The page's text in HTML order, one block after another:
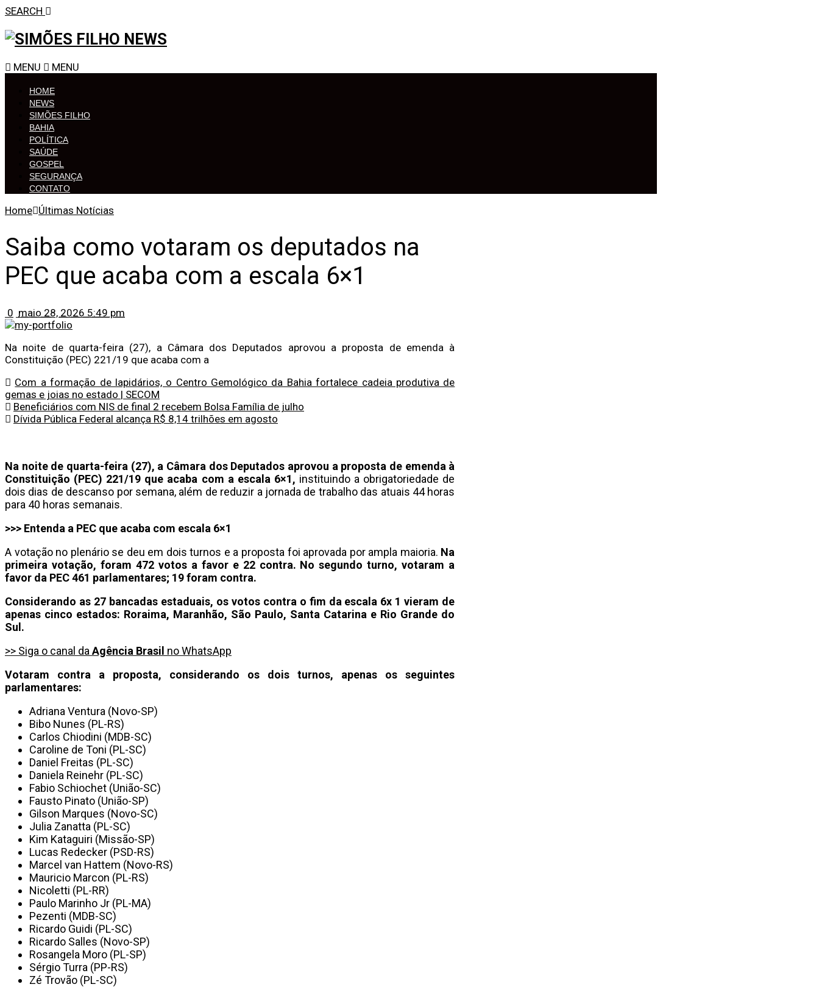
SEARCH
MENU MENU
HOME
NEWS
SIMÕES FILHO
BAHIA
POLÍTICA
SAÚDE
GOSPEL
SEGURANÇA
CONTATO
Home Últimas Notícias
Saiba como votaram os deputados na
PEC que acaba com a escala 6×1
0 maio 28, 2026 5:49 pm
Na noite de quarta-feira (27), a Câmara dos Deputados aprovou a proposta de emenda à
Constituição (PEC) 221/19 que acaba com a
Com a formação de lapidários, o Centro Gemológico da Bahia fortalece cadeia produtiva de
gemas e joias no estado | SECOM
Beneficiários com NIS de final 2 recebem Bolsa Família de julho
Dívida Pública Federal alcança R$ 8,14 trilhões em agosto
Na noite de quarta-feira (27), a Câmara dos Deputados aprovou a proposta de emenda à
Constituição (PEC) 221/19 que acaba com a escala 6×1, instituindo a obrigatoriedade de
dois dias de descanso por semana, além de reduzir a jornada de trabalho das atuais 44 horas
para 40 horas semanais.
>>> Entenda a PEC que acaba com escala 6×1
A votação no plenário se deu em dois turnos e a proposta foi aprovada por ampla maioria. Na
primeira votação, foram 472 votos a favor e 22 contra. No segundo turno, votaram a
favor da PEC 461 parlamentares; 19 foram contra.
Considerando as 27 bancadas estaduais, os votos contra o fim da escala 6x 1 vieram de
apenas cinco estados: Roraima, Maranhão, São Paulo, Santa Catarina e Rio Grande do
Sul.
>> Siga o canal da Agência Brasil no WhatsApp
Votaram contra a proposta, considerando os dois turnos, apenas os seguintes
parlamentares:
Adriana Ventura (Novo-SP)
Bibo Nunes (PL-RS)
Carlos Chiodini (MDB-SC)
Caroline de Toni (PL-SC)
Daniel Freitas (PL-SC)
Daniela Reinehr (PL-SC)
Fabio Schiochet (União-SC)
Fausto Pinato (União-SP)
Gilson Marques (Novo-SC)
Julia Zanatta (PL-SC)
Kim Kataguiri (Missão-SP)
Lucas Redecker (PSD-RS)
Marcel van Hattem (Novo-RS)
Mauricio Marcon (PL-RS)
Nicoletti (PL-RR)
Paulo Marinho Jr (PL-MA)
Pezenti (MDB-SC)
Ricardo Guidi (PL-SC)
Ricardo Salles (Novo-SP)
Rosangela Moro (PL-SP)
Sérgio Turra (PP-RS)
Zé Trovão (PL-SC)